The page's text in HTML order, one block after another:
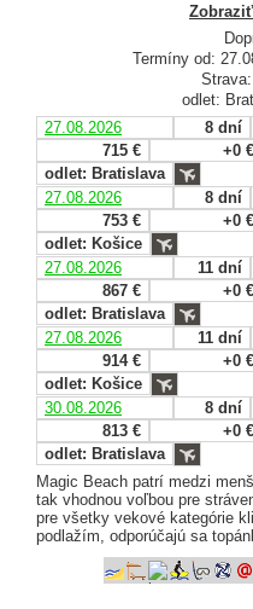
Termíny od:
odlet:
27.08.2026
8 dní
715 €
+0 €
odlet: Bratislava
27.08.2026
8 dní
753 €
+0 €
odlet: Košice
27.08.2026
11 dní
867 €
+0 €
odlet: Bratislava
27.08.2026
11 dní
914 €
+0 €
odlet: Košice
30.08.2026
8 dní
813 €
+0 €
odlet: Bratislava
Magic Beach patrí medzi
tak vhodnou voľbou pre
pre všetky vekové kategórie
podlažím, odporúčajú sa